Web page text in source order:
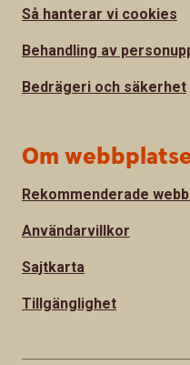
Så hanterar vi cookies
Behandling av
Bedrägeri och säkerhet
Om
Rekommenderade
Användarvillkor
Sajtkarta
Tillgänglighet